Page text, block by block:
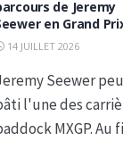
de Jeremy
en Grand
14 JUILLET 2026
Seewer
l'une des
MXGP. Au